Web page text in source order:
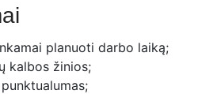
planuoti darbo laiką;
kalbos žinios;